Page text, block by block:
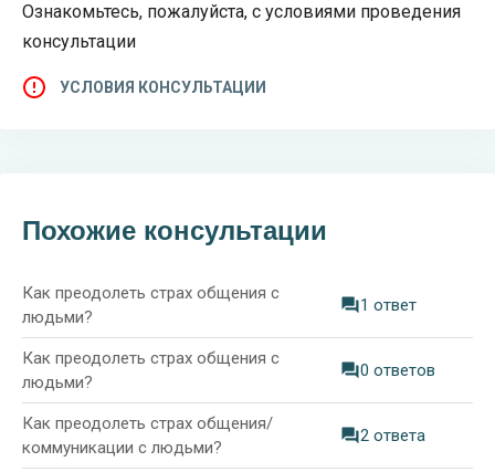
Ознакомьтесь, пожалуйста, с условиями проведения
консультации
УСЛОВИЯ КОНСУЛЬТАЦИИ
Похожие консультации
Как преодолеть страх общения с
людьми?
1 ответ
Как преодолеть страх общения с
людьми?
0 ответов
Как преодолеть страх общения/
коммуникации с людьми?
2 ответа